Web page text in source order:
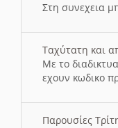
Στη συνεχεια
Ταχύτατη και
Με το
εχουν κωδικο
Παρουσίες